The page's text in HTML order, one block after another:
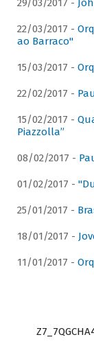
29/03/2017 -
22/03/2017 -
ao Barraco"
15/03/2017 -
22/02/2017 -
15/02/2017 -
Piazzolla”
08/02/2017 -
01/02/2017 -
25/01/2017 -
18/01/2017 -
11/01/2017 -